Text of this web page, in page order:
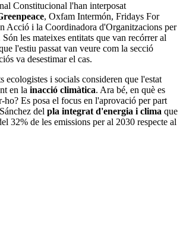
Constitucional l'han interposat
, Oxfam Intermón, Fridays For
Acció i la Coordinadora d'Organitzacions per
les mateixes entitats que van recórrer al
l'estiu passat van veure com la secció
va desestimar el cas.
ecologistes i socials consideren que l'estat
en la inacció climàtica. Ara bé, en què es
ho? Es posa el focus en l'aprovació per part
del pla integrat d'energia i clima que
32% de les emissions per al 2030 respecte al